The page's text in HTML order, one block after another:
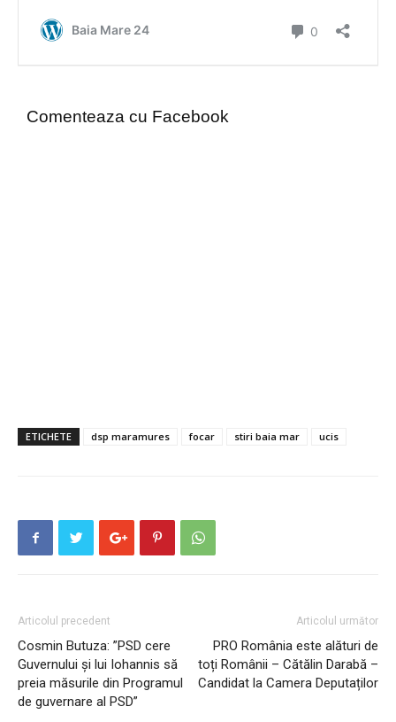
Comenteaza cu Facebook
ETICHETE dsp maramures focar stiri baia mar ucis
Articolul precedent
Cosmin Butuza: ”PSD cere
Guvernului și lui Iohannis să
preia măsurile din Programul
de guvernare al PSD”
Articolul următor
PRO România este alături de
toți Românii – Cătălin Darabă –
Candidat la Camera Deputaților